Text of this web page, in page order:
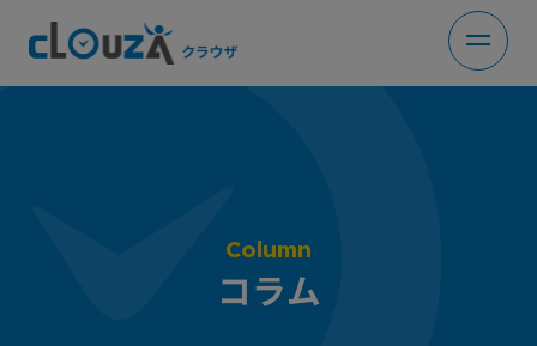
Column
コラム